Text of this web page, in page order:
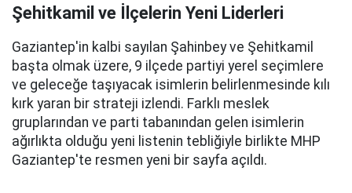
Şehitkamil ve İlçelerin Yeni Liderleri
Gaziantep'in kalbi sayılan Şahinbey ve Şehitkamil
başta olmak üzere, 9 ilçede partiyi yerel seçimlere
ve geleceğe taşıyacak isimlerin belirlenmesinde kılı
kırk yaran bir strateji izlendi. Farklı meslek
gruplarından ve parti tabanından gelen isimlerin
ağırlıkta olduğu yeni listenin tebliğiyle birlikte MHP
Gaziantep'te resmen yeni bir sayfa açıldı.